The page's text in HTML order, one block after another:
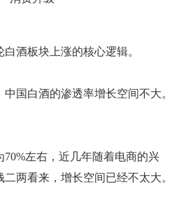
酒板块上涨的核心逻辑。
中国白酒的渗透率增长空间不大。
70%左右，近几年随着电商的兴
两看来，增长空间已经不太大。